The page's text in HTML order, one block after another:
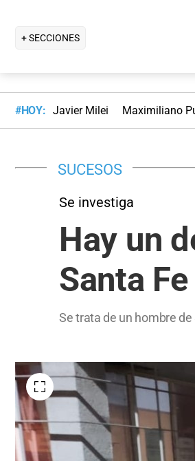
+ SECCIONES
#HOY: Javier Milei Maximiliano
SUCESOS
Se investiga
Hay un
Santa Fe
Se trata de un hombre